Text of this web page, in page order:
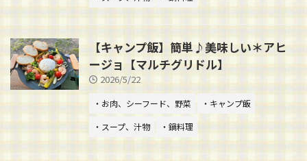
【キャンプ飯】簡単♪美味しい＊アヒ
ージョ【マルチグリドル】
2026/5/22
・お肉、シーフード、野菜
・キャンプ飯
・スープ、汁物
・鍋料理